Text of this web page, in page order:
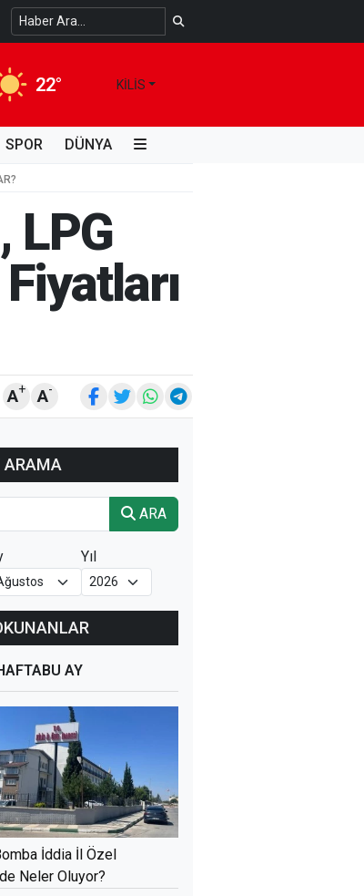
Suya Erişimde Kalıcı Bir Çözüm
22° KILIS
SPOR DÜNYA
LPG
A+ A-
ARAMA
ARA
Yıl
BU AY
İddia İl Özel
Neler Oluyor?